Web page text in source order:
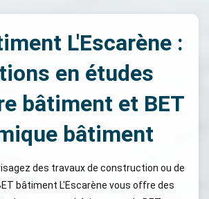
L'Escarène :
en études
bâtiment et BET
bâtiment
des travaux de construction ou de
bâtiment L'Escarène vous offre des